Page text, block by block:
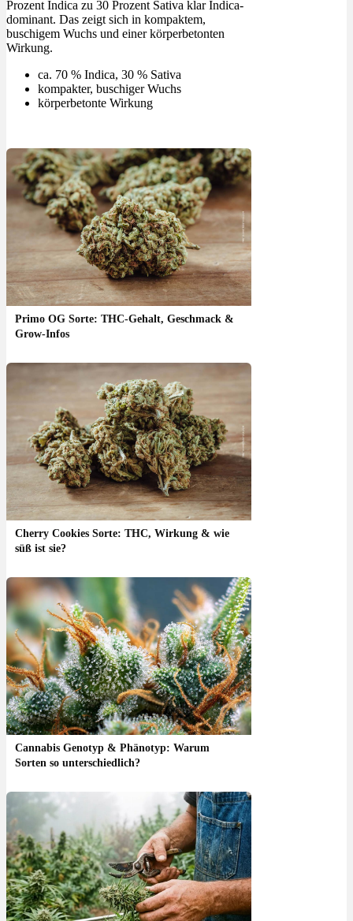
Prozent Indica zu 30 Prozent Sativa klar Indica-
dominant. Das zeigt sich in kompaktem,
buschigem Wuchs und einer körperbetonten
Wirkung.
ca. 70 % Indica, 30 % Sativa
kompakter, buschiger Wuchs
körperbetonte Wirkung
Primo OG Sorte: THC-Gehalt, Geschmack &
Grow-Infos
Cherry Cookies Sorte: THC, Wirkung & wie
süß ist sie?
Cannabis Genotyp & Phänotyp: Warum
Sorten so unterschiedlich?